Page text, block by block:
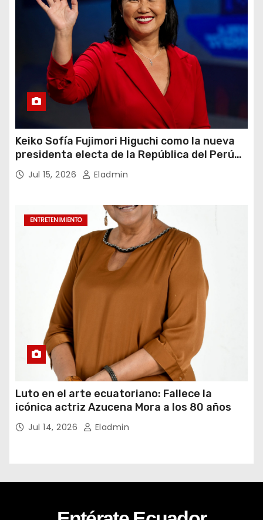
Keiko Sofía Fujimori Higuchi como la nueva
presidenta electa de la República del Perú
para el periodo constitucional 2026-2031
Jul 15, 2026 Eladmin
ENTRETENIMIENTO
Luto en el arte ecuatoriano: Fallece la
icónica actriz Azucena Mora a los 80 años
Jul 14, 2026 Eladmin